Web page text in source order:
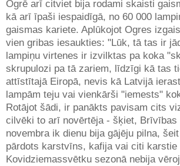
Ogrē arī citviet bija rodami skaisti
kā arī īpaši iespaidīgā, no 60 000
gaismas kariete. Aplūkojot Ogres
vien gribas iesaukties: "Lūk, tā tas ir
lampiņu virtenes ir izvilktas pa koka
skrupulozi pa tā zariem, līdzīgi kā tas
attīstītajā Eiropā, nevis kā Latvijā
lampām teju vai vienkārši "iemests"
Rotājot šādi, ir panākts pavisam cits
cilvēki to arī novērtēja - šķiet, Brīvības
novembra ik dienu bija gājēju pilna,
pārdots karstvīns, kafija vai citi
Kovidziemassvētku sezonā nebija